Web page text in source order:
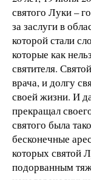
святого Луки –
за заслуги в
которой стали
которые как
святителя.
врача, и долгу
своей жизни. И
прекращал
святого была
бесконечные
которых святой
подорванным